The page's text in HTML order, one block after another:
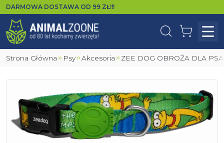
DARMOWA DOSTAWA OD 99 ZŁ!!!
WyszukajKoszyk
Strona Główna Psy Akcesoria ZEE DOG OBROŻA DLA